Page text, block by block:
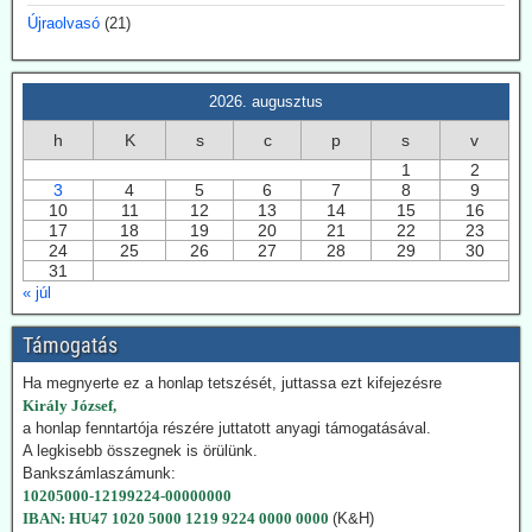
A Dániai Műszaki Egyetem (DTU) fölmondott Svensmarknak.
Svensmark neve összeforrott a kozmikus sugárzás és
esetben az IPCC direktívákat.
2026.07.28. EIKE: Az USA és Németország
fokozza a geotermiában rejlő lehetőségek
kiaknázását
Az USA képviselőháza törvény fogadott el a geotermikus energia
kiaknázásának felgyorsítására. Németországban 2024-ben
összesen 29 TWh energiát nyertek a föld mélyéből. Németország is
hatósági úton kívánja a kiaknázást felgyorsítani.
2026.07.22. Climatechangedispatch: Japán
visszakozik klímavédelmi vállalásaitól
Japán – szomszédjához, Dél-Koreához hasonlóan – újra üzembe
helyezi azokat a szénerőműveket, amelyeket nemrég még egy
szennyezőbb korszak maradványainak bélyegeztek. Az energiaügyi
hatóságok „rendkívüli ellátási bizonytalansággal” indokolták annak a
tüzelőanyagnak a használatát, amelynek felszámolását korábban
megígérték.
Hogy kedvezzen a nemzetközi klímalobbinak, Japán 2050-ig
Újraolvasó (21)
2026. augusztus
h K s c p s
v
1
2
3
4 5 6 7 8
9
10
11 12 13 14 15
16
17
18 19 20 21 22
23
24
25 26 27 28 29
30
31
« júl
Támogatás
Ha megnyerte ez a honlap tetszését, juttassa ezt kifejezésre
Király József,
a honlap fenntartója részére juttatott anyagi támogatásával.
A legkisebb összegnek is örülünk.
Bankszámlaszámunk:
10205000-12199224-00000000
IBAN: HU47 1020 5000 1219 9224 0000 0000 (K&H)